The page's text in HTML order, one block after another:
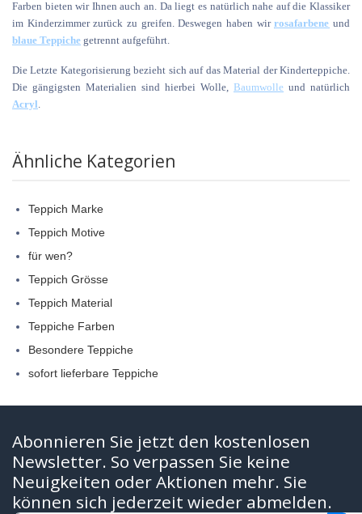
Farben bieten wir Ihnen auch an. Da liegt es natürlich nahe auf die Klassiker
im Kinderzimmer zurück zu greifen. Deswegen haben wirrosafarbene und
blaue Teppiche getrennt aufgeführt.
Die Letzte Kategorisierung bezieht sich auf das Material der Kinderteppiche.
Die gängigsten Materialien sind hierbei Wolle, Baumwolle und natürlich
Acryl.
Ähnliche Kategorien
Teppich Marke
Teppich Motive
für wen?
Teppich Grösse
Teppich Material
Teppiche Farben
Besondere Teppiche
sofort lieferbare Teppiche
Abonnieren Sie jetzt den kostenlosen
Newsletter. So verpassen Sie keine
Neuigkeiten oder Aktionen mehr. Sie
können sich jederzeit wieder abmelden.